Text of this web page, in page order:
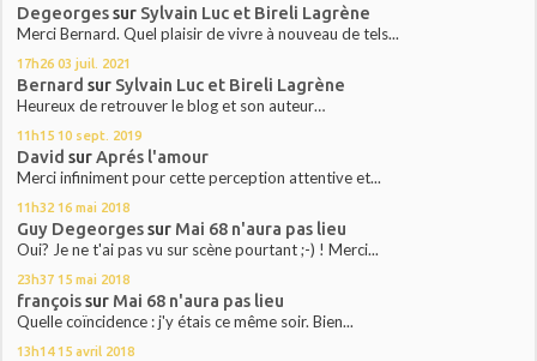
Degeorgessur Sylvain Luc et Bireli Lagrène
Merci Bernard. Quel plaisir de vivre à nouveau de tels...
17h26 03 juil. 2021
Bernard sur Sylvain Luc et Bireli Lagrène
Heureux de retrouver le blog et son auteur…
11h15 10 sept. 2019
David surAprés l'amour
Merci infiniment pour cette perception attentive et...
11h32 16 mai 2018
Guy Degeorgessur Mai 68 n'aura pas lieu
Oui? Je ne t'ai pas vu sur scène pourtant ;-) ! Merci...
23h37 15 mai 2018
françoissur Mai 68 n'aura pas lieu
Quelle coïncidence : j'y étais ce même soir. Bien...
13h14 15 avril 2018